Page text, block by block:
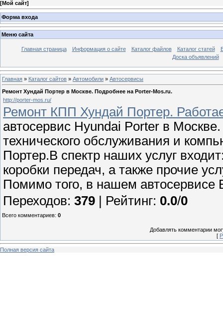
[Мой сайт]
Форма входа
Меню сайта
Главная страница Информация о сайте Каталог файлов Каталог статей
Доска объявлений
Главная » Каталог сайтов » Автомобили » Автосервисы
Ремонт Хундай Портер в Москве. Подробнее на Porter-Mos.ru.
http://porter-mos.ru/
Ремонт КПП Хундай Портер.
автосервис Hyundai Porter в
технического обслуживания и
Портер.В спектр наших услуг
коробки передач, а также прочие
Помимо того, в нашем автосервисе
Переходов: 379 | Рейтинг: 0.0/0
Всего комментариев: 0
Добавлять комментарии
[
Полная версия сайта